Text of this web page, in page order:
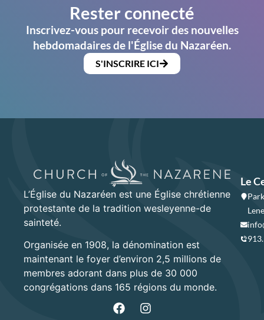
Rester connecté
Inscrivez-vous pour recevoir des nouvelles
hebdomadaires de l'Église du Nazaréen.
S'INSCRIRE ICI
L’Église du Nazaréen est une Église chrétienne
protestante de la tradition wesleyenne-de
sainteté.
Organisée en 1908, la dénomination est
maintenant le foyer d’environ 2,5 millions de
membres adorant dans plus de 30 000
congrégations dans 165 régions du monde.
Le